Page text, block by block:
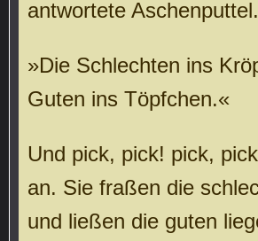
antwortete Aschenputtel.
»Die Schlechten ins
Guten ins Töpfchen.«
Und pick, pick! pick,
an. Sie fraßen die
und ließen die guten